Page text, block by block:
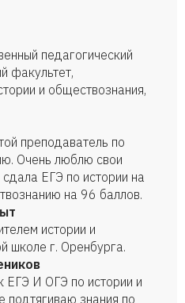
педагогический
факультет,
и обществознания,
преподаватель по
Очень люблю свои
ЕГЭ по истории на
на 96 баллов.
истории и
школе г. Оренбурга.
ЕГЭ И ОГЭ по истории и
знания по